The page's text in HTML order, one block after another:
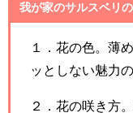
我が家のサルスベリ
１．花の色。薄
ッとしない魅力
２．花の咲き方